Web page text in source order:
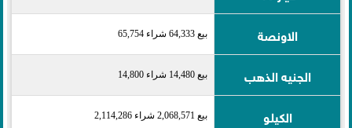
الاونصة بيع 64,333 شراء 65,754
الجنيه الذهب بيع 14,480 شراء 14,800
الكيلو بيع 2,068,571 شراء 2,114,286